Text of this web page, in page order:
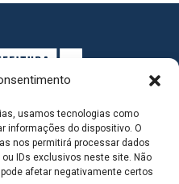
usamos tecnologias como
informações do dispositivo. O
nos permitirá processar dados
IDs exclusivos neste site. Não
afetar negativamente certos